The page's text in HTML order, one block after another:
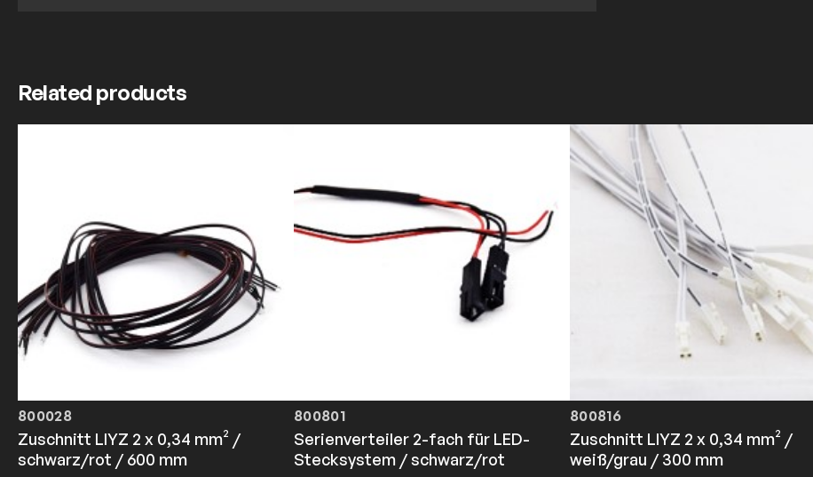
Related products
800028
Zuschnitt LIYZ 2 x 0,34 mm² /
schwarz/rot / 600 mm
800801
Serienverteiler 2-fach für LED-
Stecksystem / schwarz/rot
800816
Zuschnitt LIYZ 2 x 0,34 mm² /
weiß/grau / 300 mm